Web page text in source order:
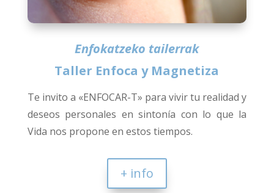
Enfokatzeko tailerrak
Taller Enfoca y Magnetiza
Te invito a «ENFOCAR-T» para vivir tu realidad y
deseos personales en sintonía con lo que la
Vida nos propone en estos tiempos.
+ info